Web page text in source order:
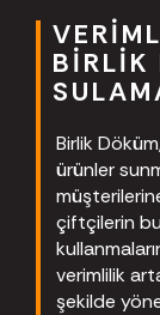
BIRLIK
Birlik
ürünler
çiftçilerin
verimlilik
şekilde